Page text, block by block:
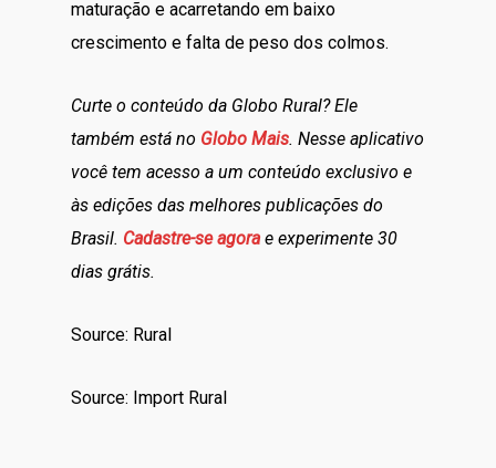
maturação e acarretando em baixo
crescimento e falta de peso dos colmos.
Curte o conteúdo da Globo Rural? Ele
também está no Globo Mais. Nesse aplicativo
você tem acesso a um conteúdo exclusivo e
às edições das melhores publicações do
Brasil. Cadastre-se agora e experimente 30
dias grátis.
Source: Rural
Source: Import Rural